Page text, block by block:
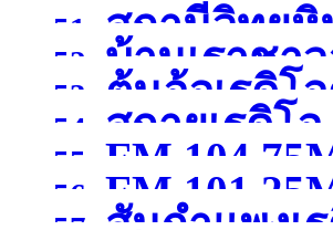
)
กรุงเทพมหาน
51.
สถานีวิทยุหิ
ประจวบคีรีขัน
52.
บ้านเราชา
สุพรรณบุรี )
53.
ต้นอ้อเรดิโ
สุราษฎร์ธานี )
54. สกายเรดิโ
55. FM
56. FM